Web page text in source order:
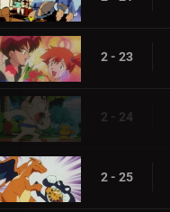
2 - 23
2 - 24
2 - 25